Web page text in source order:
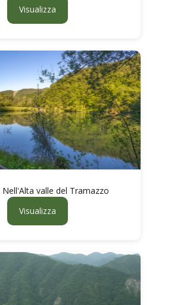
Visualizza
valle del Tramazzo
Visualizza